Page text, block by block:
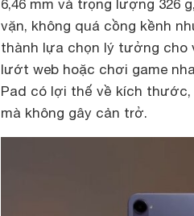
6,46 mm và trọng lượng 326
vặn, không quá cồng kềnh
thành lựa chọn lý tưởng cho
lướt web hoặc chơi game
Pad có lợi thế về kích
mà không gây cản trở.